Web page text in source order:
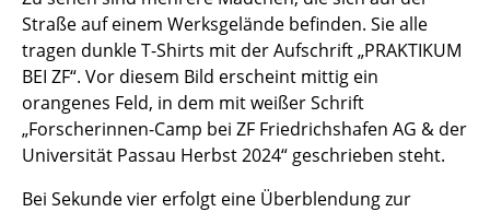
Straße auf einem Werksgelände befinden. Sie alle
tragen dunkle T-Shirts mit der Aufschrift „PRAKTIKUM
BEI ZF“. Vor diesem Bild erscheint mittig ein
orangenes Feld, in dem mit weißer Schrift
„Forscherinnen-Camp bei ZF Friedrichshafen AG & der
Universität Passau Herbst 2024“ geschrieben steht.
Bei Sekunde vier erfolgt eine Überblendung zur